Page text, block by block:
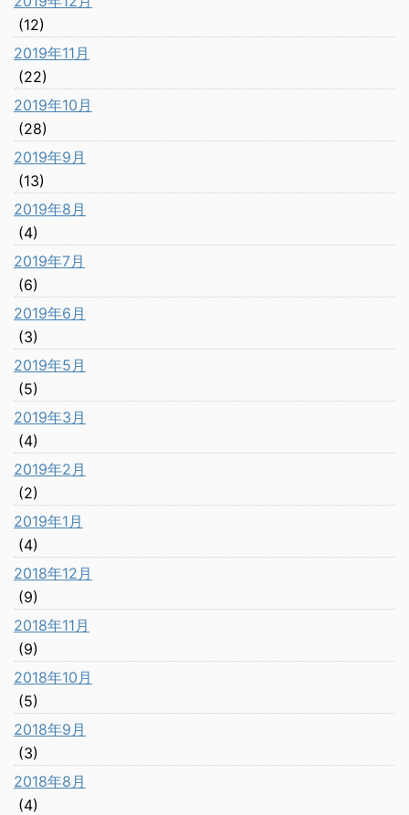
(12)
2019年11月
(22)
2019年10月
(28)
2019年9月
(13)
2019年8月
(4)
2019年7月
(6)
2019年6月
(3)
2019年5月
(5)
2019年3月
(4)
2019年2月
(2)
2019年1月
(4)
2018年12月
(9)
2018年11月
(9)
2018年10月
(5)
2018年9月
(3)
2018年8月
(4)